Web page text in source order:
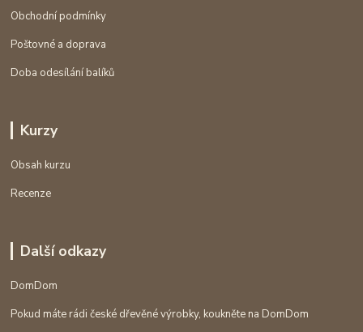
Obchodní podmínky
Poštovné a doprava
Doba odesílání balíků
Kurzy
Obsah kurzu
Recenze
Další odkazy
DomDom
Pokud máte rádi české dřevěné výrobky, koukněte na DomDom